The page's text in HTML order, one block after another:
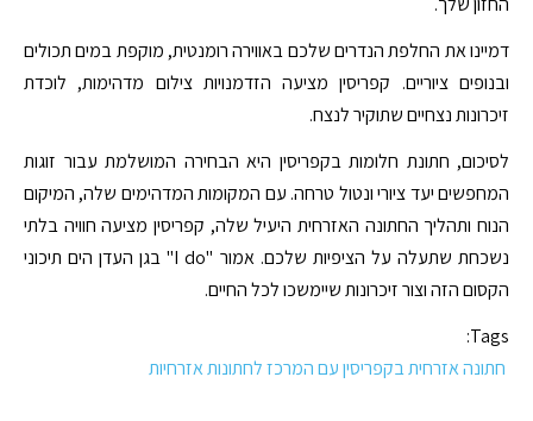
דמיינו את החלפת הנדרים שלכם באווירה רומנטית, מוקפת במים תכולים
ובנופים ציוריים. קפריסין מציעה הזדמנויות צילום מדהימות, לוכדת
זיכרונות נצחיים שתוקיר לנצח.
לסיכום, חתונת חלומות בקפריסין היא הבחירה המושלמת עבור זוגות
המחפשים יעד ציורי ונטול טרחה. עם המקומות המדהימים שלה, המיקום
הנוח ותהליך החתונה האזרחית היעיל שלה, קפריסין מציעה חוויה בלתי
נשכחת שתעלה על הציפיות שלכם. אמור "I do" בגן העדן הים תיכוני
הקסום הזה וצור זיכרונות שיימשכו לכל החיים.
Tags:
חתונה אזרחית בקפריסין עם המרכז לחתונות אזרחיות